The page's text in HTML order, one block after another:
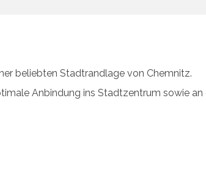
beliebten Stadtrandlage von Chemnitz.
Anbindung ins Stadtzentrum sowie